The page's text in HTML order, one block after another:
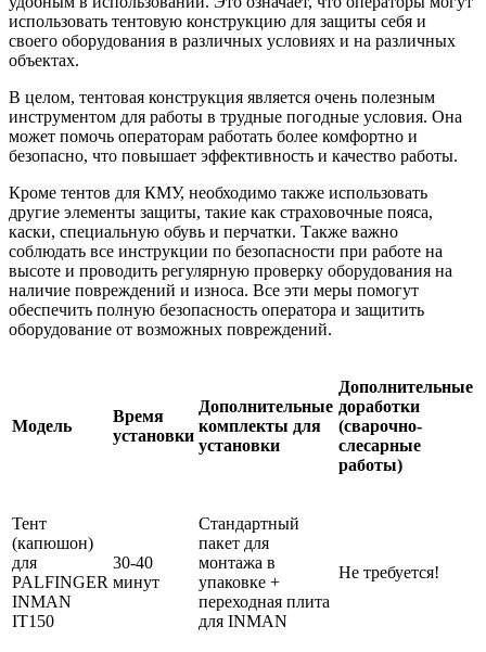
использовать тентовую конструкцию для защиты себя и
своего оборудования в различных условиях и на различных
объектах.
В целом, тентовая конструкция является очень полезным
инструментом для работы в трудные погодные условия. Она
может помочь операторам работать более комфортно и
безопасно, что повышает эффективность и качество работы.
Кроме тентов для КМУ, необходимо также использовать
другие элементы защиты, такие как страховочные пояса,
каски, специальную обувь и перчатки. Также важно
соблюдать все инструкции по безопасности при работе на
высоте и проводить регулярную проверку оборудования на
наличие повреждений и износа. Все эти меры помогут
обеспечить полную безопасность оператора и защитить
оборудование от возможных повреждений.
Модель
Время
установки
Дополнительные
комплекты для
установки
Дополнительные
доработки
(сварочно-
слесарные
работы)
Тент
(капюшон)
для
PALFINGER
INMAN
IT150
30-40
минут
Стандартный
пакет для
монтажа в
упаковке +
переходная плита
для INMAN
Не требуется!